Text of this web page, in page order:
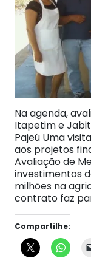
Na agenda,
Itapetim e
Pajeú Uma
aos projetos
Avaliação de
investimentos
milhões na
contrato faz
Compartilhe: